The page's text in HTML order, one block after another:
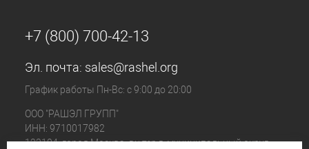
+7 (800) 700-42-13
Эл. почта: sales@rashel.org
График работы Пн-Вс: с 9:00 до 20:00
ООО "РАШЭЛ ГРУПП"
ИНН: 9710017982
123104, город Москва, вн.тер.г. муниципальный округ